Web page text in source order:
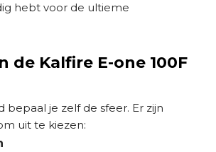
hebt voor de ultieme
de Kalfire E-one 100F
bepaal je zelf de sfeer. Er zijn
uit te kiezen: